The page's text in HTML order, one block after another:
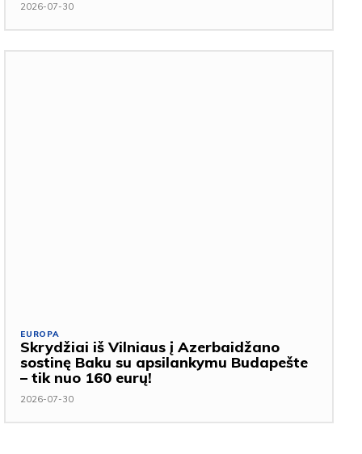
2026-07-30
EUROPA
Skrydžiai iš Vilniaus į Azerbaidžano
sostinę Baku su apsilankymu Budapešte
– tik nuo 160 eurų!
2026-07-30